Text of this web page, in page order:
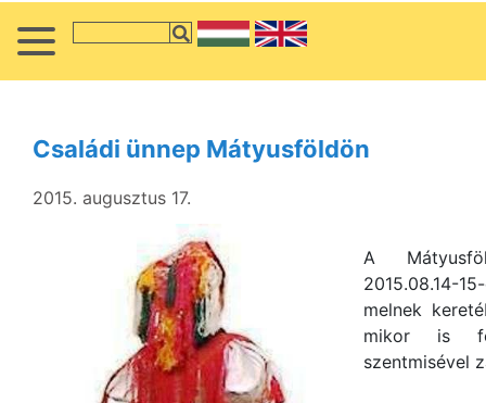
Családi ünnep Mátyusföldön
2015. augusztus 17.
A
2015.08.14-
melnek
mikor is
szentmisével